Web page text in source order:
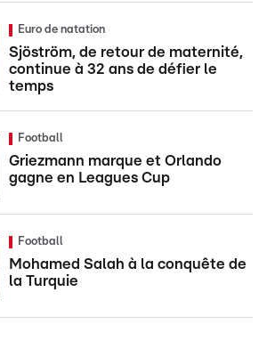
Euro de natation
Sjöström, de retour de maternité,
continue à 32 ans de défier le
temps
Football
Griezmann marque et Orlando
gagne en Leagues Cup
Football
Mohamed Salah à la conquête de
la Turquie